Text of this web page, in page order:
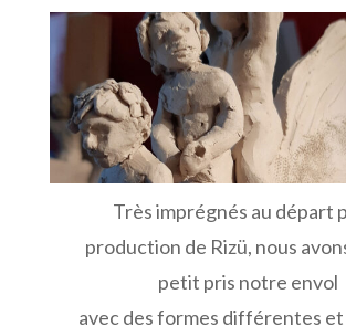
Très imprégnés au départ
production de Rizü, nous
petit pris notre envol
avec des formes différentes et